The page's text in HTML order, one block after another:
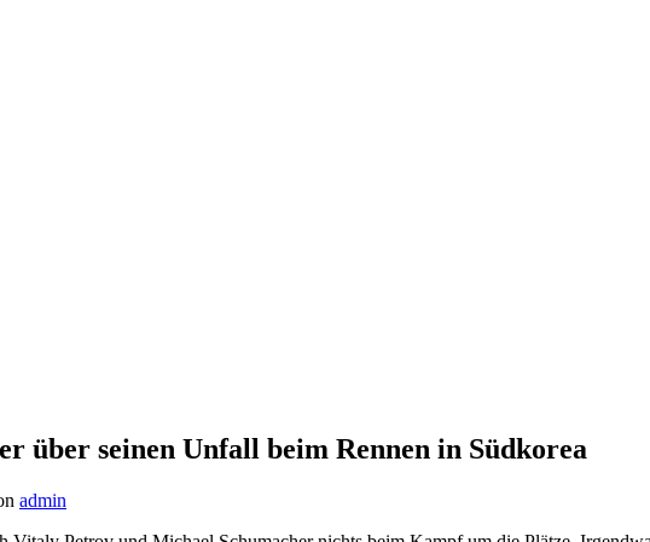
über seinen Unfall beim Rennen in Südkorea
admin